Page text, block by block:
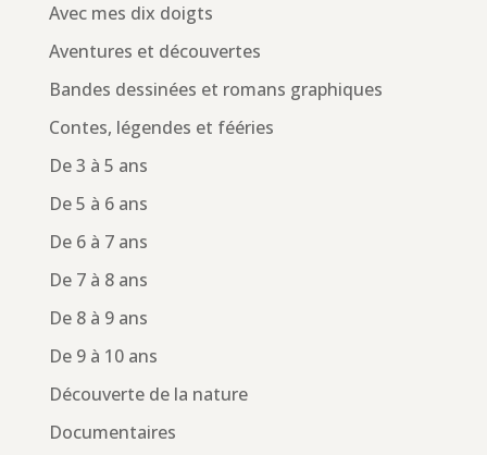
Avec mes dix doigts
Aventures et découvertes
Bandes dessinées et romans graphiques
Contes, légendes et fééries
De 3 à 5 ans
De 5 à 6 ans
De 6 à 7 ans
De 7 à 8 ans
De 8 à 9 ans
De 9 à 10 ans
Découverte de la nature
Documentaires